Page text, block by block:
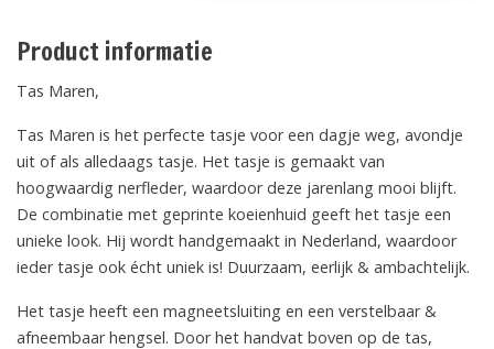
Product informatie
Tas Maren,
Tas Maren is het perfecte tasje voor een dagje weg, avondje
uit of als alledaags tasje. Het tasje is gemaakt van
hoogwaardig nerfleder, waardoor deze jarenlang mooi blijft.
De combinatie met geprinte koeienhuid geeft het tasje een
unieke look. Hij wordt handgemaakt in Nederland, waardoor
ieder tasje ook écht uniek is! Duurzaam, eerlijk & ambachtelijk.
Het tasje heeft een magneetsluiting en een verstelbaar &
afneembaar hengsel. Door het handvat boven op de tas,